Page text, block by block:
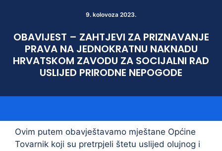
9. kolovoza 2023.
OBAVIJEST – ZAHTJEVI ZA PRIZNAVANJE
PRAVA NA JEDNOKRATNU NAKNADU
HRVATSKOM ZAVODU ZA SOCIJALNI RAD
USLIJED PRIRODNE NEPOGODE
Ovim putem obavještavamo mještane Općine
Tovarnik koji su pretrpjeli štetu uslijed olujnog i